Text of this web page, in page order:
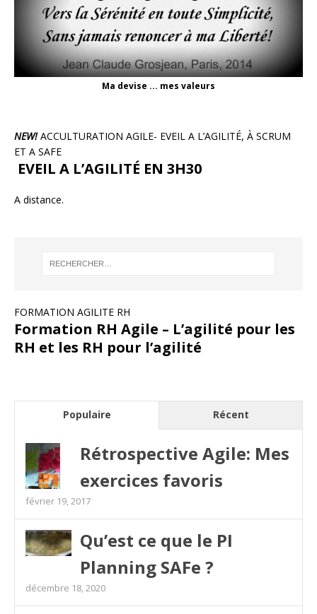
Ma devise ... mes valeurs
NEW!ACCULTURATION AGILE- EVEIL A L’AGILITÉ, À SCRUM
ET A SAFE
EVEIL A L’AGILITÉ EN 3H30
A distance.
FORMATION AGILITE RH
Formation RH Agile – L’agilité pour les
RH et les RH pour l’agilité
Populaire Récent
Rétrospective Agile: Mes
exercices favoris
février 19, 2017
Qu’est ce que le PI
Planning SAFe ?
décembre 18, 2020